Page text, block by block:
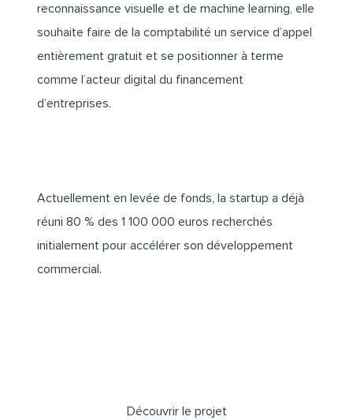
reconnaissance visuelle et de machine learning, elle
souhaite faire de la comptabilité un service d’appel
entièrement gratuit et se positionner à terme
comme l’acteur digital du financement
d’entreprises.
Actuellement en levée de fonds, la startup a déjà
réuni 80 % des 1 100 000 euros recherchés
initialement pour accélérer son développement
commercial.
Découvrir le projet